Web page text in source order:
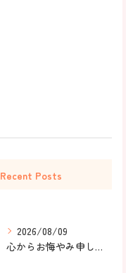
Recent Posts
2026/08/09
心からお悔やみ申し上げます。